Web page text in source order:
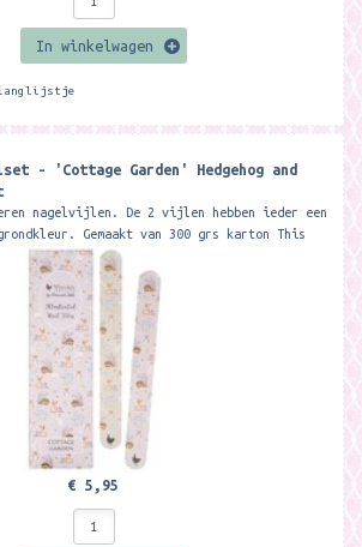
In winkelwagen
- 'Cottage Garden' Hedgehog and
nagelvijlen. De 2 vijlen hebben ieder een
Gemaakt van 300 grs karton This
€ 5,95